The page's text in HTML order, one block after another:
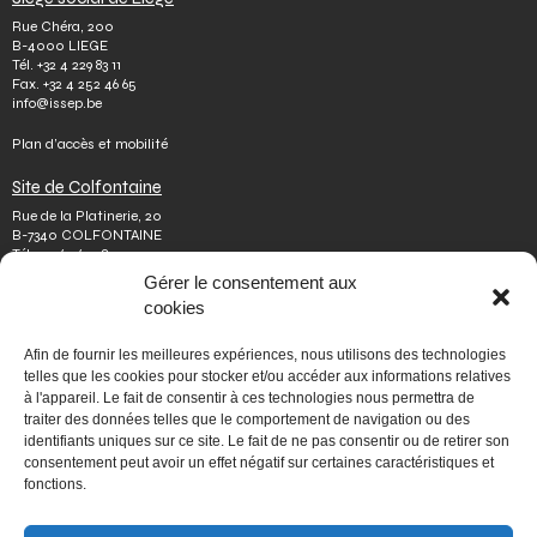
Gérer le consentement aux
cookies
Afin de fournir les meilleures expériences, nous utilisons des technologies
telles que les cookies pour stocker et/ou accéder aux informations relatives
à l'appareil. Le fait de consentir à ces technologies nous permettra de
traiter des données telles que le comportement de navigation ou des
identifiants uniques sur ce site. Le fait de ne pas consentir ou de retirer son
consentement peut avoir un effet négatif sur certaines caractéristiques et
fonctions.
Rue Chéra, 200
B-4000 LIEGE
Tél. +32 4 229 83 11
Fax. +32 4 252 46 65
info@issep.be
Plan d’accès et mobilité
Site de Colfontaine
Rue de la Platinerie, 20
B-7340 COLFONTAINE
Tél.+32 65 610 813
colfontaine@issep.be
Qui sommes-nous
Travailler chez nous
Effectuer un stage
Poser une question
Autres
Vie privée
Mentions légales
Accessibilité